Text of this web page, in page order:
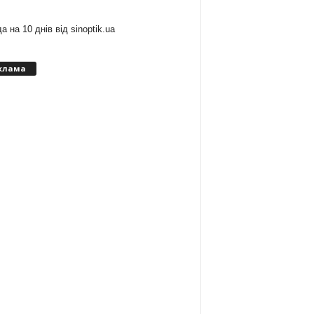
на 10 днів від sinoptik.ua